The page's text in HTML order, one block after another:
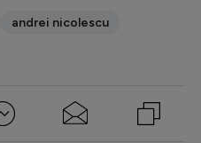
andrei nicolescu